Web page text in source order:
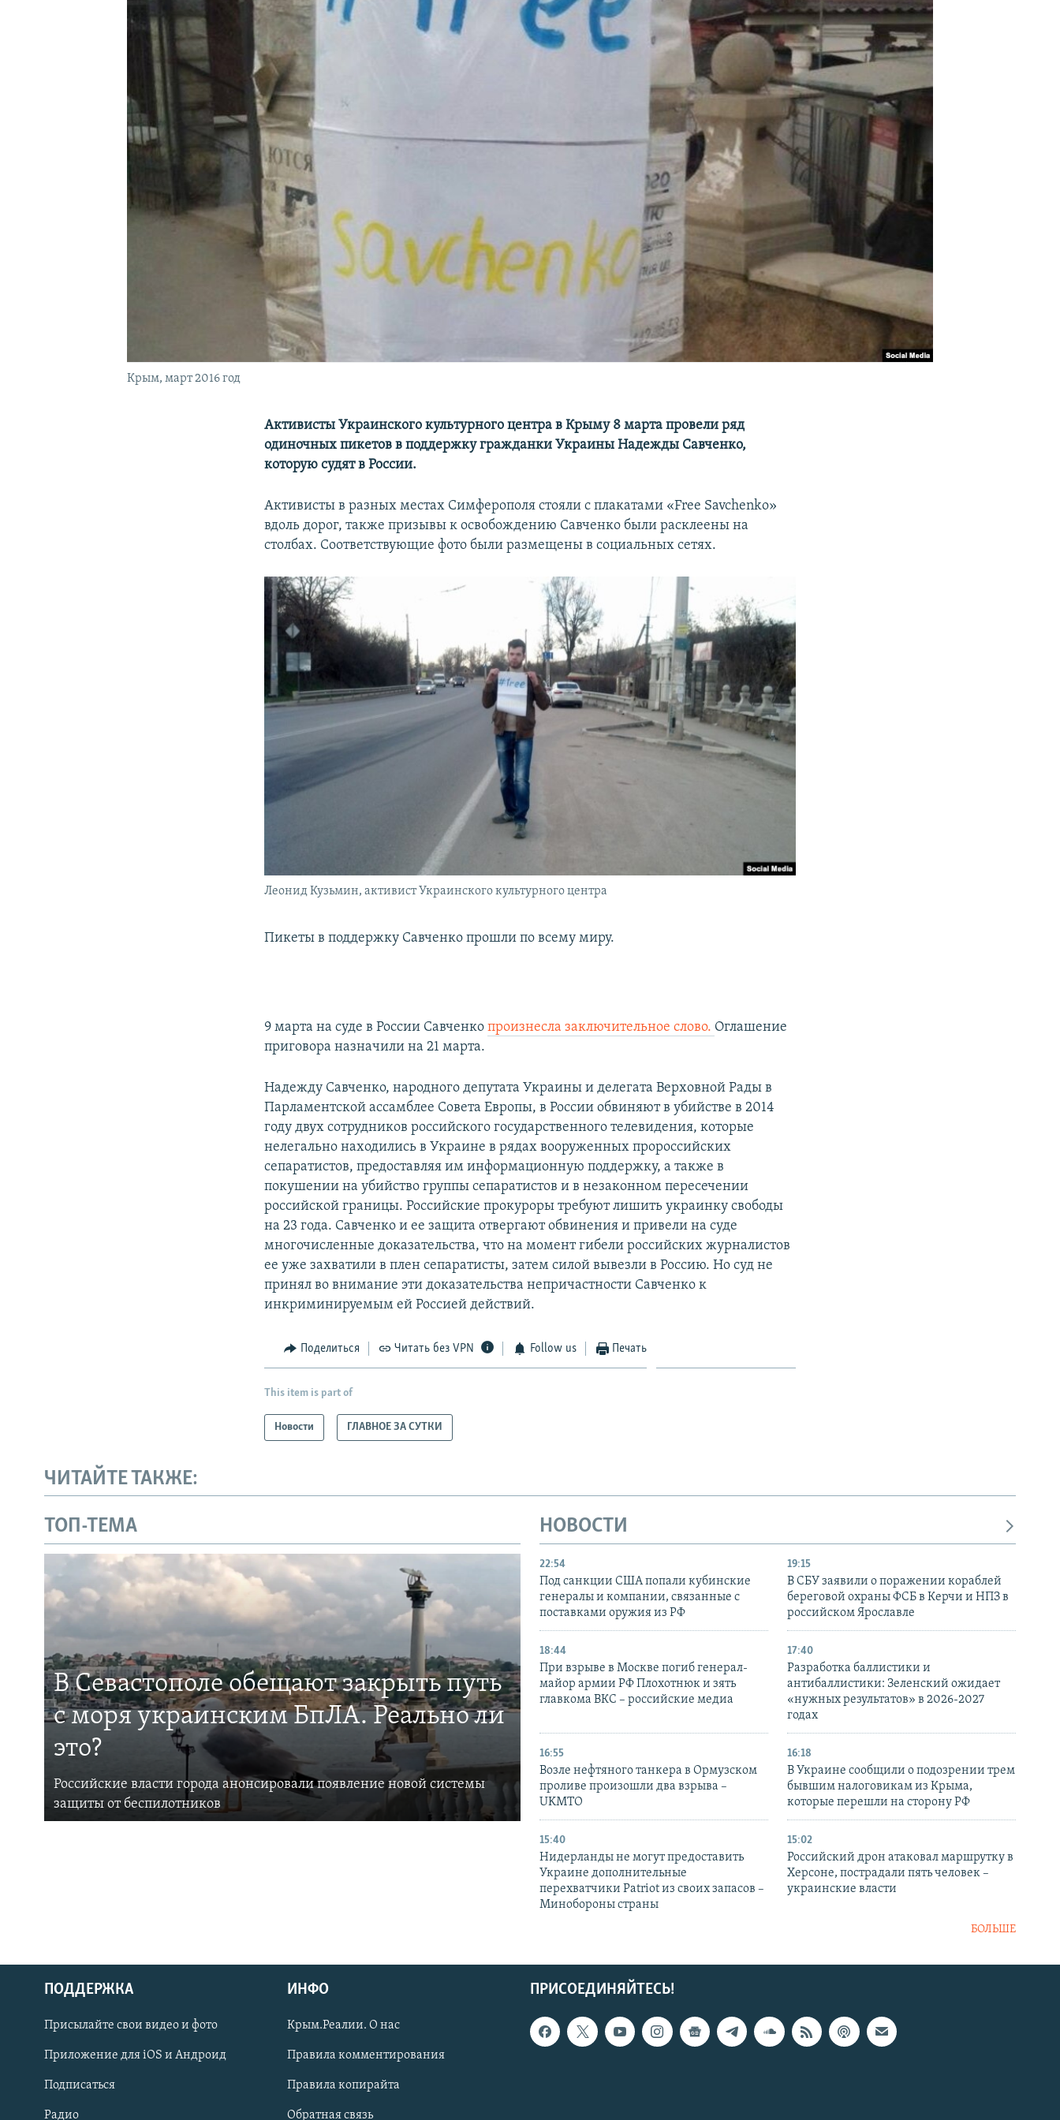
КРЫМ.НЕПОКОРЕННЫЙ
УКРАИНСКАЯ ПРОБЛЕМА КРЫМА
Українською
Qırımtatar
ПРИСОЕДИНЯЙТЕСЬ!
Крым, март 2016 год
Активисты Украинского культурного центра в Крыму 8 марта провели ряд
одиночных пикетов в поддержку гражданки Украины Надежды Савченко,
которую судят в России.
Активисты в разных местах Симферополя стояли c плакатами «Free Savchenko»
вдоль дорог, также призывы к освобождению Савченко были расклеены на
столбах. Соответствующие фото были размещены в социальных сетях.
Леонид Кузьмин, активист Украинского культурного центра
Пикеты в поддержку Савченко прошли по всему миру.
9 марта на суде в России Савченкопроизнесла заключительное слово. Оглашение
приговора назначили на 21 марта.
Надежду Савченко, народного депутата Украины и делегата Верховной Рады в
Парламентской ассамблее Совета Европы, в России обвиняют в убийстве в 2014
году двух сотрудников российского государственного телевидения, которые
нелегально находились в Украине в рядах вооруженных пророссийских
сепаратистов, предоставляя им информационную поддержку, а также в
покушении на убийство группы сепаратистов и в незаконном пересечении
российской границы. Российские прокуроры требуют лишить украинку свободы
на 23 года. Савченко и ее защита отвергают обвинения и привели на суде
многочисленные доказательства, что на момент гибели российских журналистов
ее уже захватили в плен сепаратисты, затем силой вывезли в Россию. Но суд не
принял во внимание эти доказательства непричастности Савченко к
инкриминируемым ей Россией действий.
Поделиться Читать без VPN Follow us Печать
This item is part of
Новости ГЛАВНОЕ ЗА СУТКИ
ЧИТАЙТЕ ТАКЖЕ:
ТОП-ТЕМА
В Севастополе обещают закрыть путь
с моря украинским БпЛА. Реально ли
это?
Российские власти города анонсировали появление новой системы
защиты от беспилотников
НОВОСТИ
22:54
Под санкции США попали кубинские
генералы и компании, связанные с
поставками оружия из РФ
19:15
В СБУ заявили о поражении кораблей
береговой охраны ФСБ в Керчи и НПЗ в
российском Ярославле
18:44
При взрыве в Москве погиб генерал-
майор армии РФ Плохотнюк и зять
главкома ВКС – российские медиа
17:40
Разработка баллистики и
антибаллистики: Зеленский ожидает
«нужных результатов» в 2026-2027
годах
16:55
Возле нефтяного танкера в Ормузском
проливе произошли два взрыва –
UKMTO
16:18
В Украине сообщили о подозрении трем
бывшим налоговикам из Крыма,
которые перешли на сторону РФ
15:40
Нидерланды не могут предоставить
Украине дополнительные
перехватчики Patriot из своих запасов –
Минобороны страны
15:02
Российский дрон атаковал маршрутку в
Херсоне, пострадали пять человек –
украинские власти
БОЛЬШЕ
ПРИСОЕДИНЯЙТЕСЬ!
ПОДДЕРЖКА
Присылайте свои видео и фото
Приложение для iOS и Андроид
Подписаться
Радио
ИНФО
Крым.Реалии. О нас
Правила комментирования
Правила копирайта
Обратная связь